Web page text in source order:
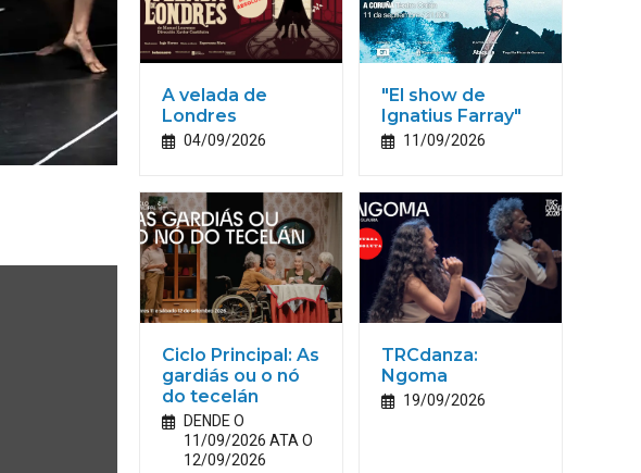
A velada de
Londres
04/09/2026
"El show de
Ignatius Farray"
11/09/2026
Ciclo Principal: As
gardiás ou o nó
do tecelán
DENDE O
11/09/2026 ATA O
12/09/2026
TRCdanza:
Ngoma
19/09/2026